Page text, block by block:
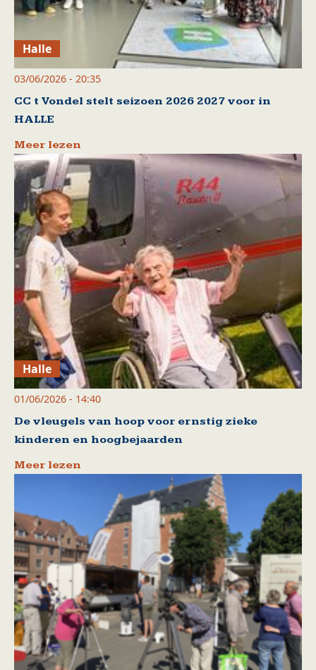
Halle
03/06/2026 - 20:35
CC t Vondel stelt seizoen 2026 2027 voor in
HALLE
Meer lezen
Halle
01/06/2026 - 14:40
De vleugels van hoop voor ernstig zieke
kinderen en hoogbejaarden
Meer lezen